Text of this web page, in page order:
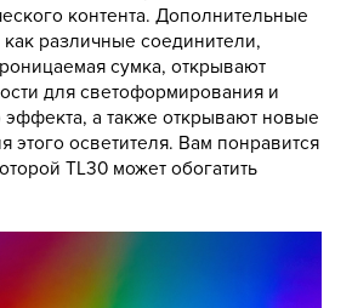
контента. Дополнительные
как различные соединители,
сумка, открывают
для светоформирования и
а также открывают новые
осветителя. Вам понравится
TL30 может обогатить